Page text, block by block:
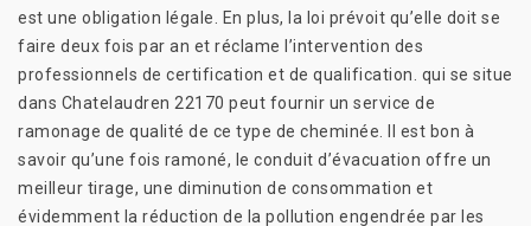
est une obligation légale. En plus, la loi prévoit qu’elle doit se
faire deux fois par an et réclame l’intervention des
professionnels de certification et de qualification. qui se situe
dans Chatelaudren 22170 peut fournir un service de
ramonage de qualité de ce type de cheminée. Il est bon à
savoir qu’une fois ramoné, le conduit d’évacuation offre un
meilleur tirage, une diminution de consommation et
évidemment la réduction de la pollution engendrée par les